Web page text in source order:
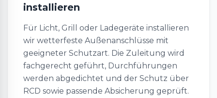
installieren
Für Licht, Grill oder Ladegeräte installieren
wir wetterfeste Außenanschlüsse mit
geeigneter Schutzart. Die Zuleitung wird
fachgerecht geführt, Durchführungen
werden abgedichtet und der Schutz über
RCD sowie passende Absicherung geprüft.